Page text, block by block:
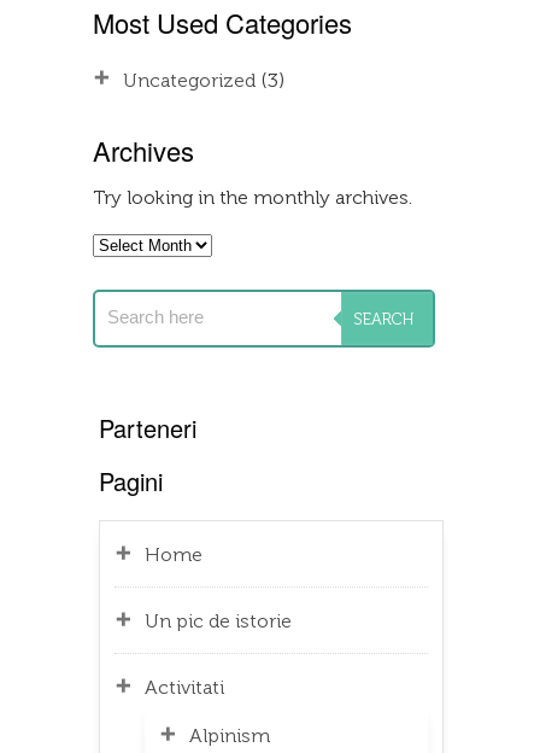
Most Used Categories
Uncategorized(3)
Archives
Try looking in the monthly archives.
Archives
Parteneri
Pagini
Home
Un pic de istorie
Activitati
Alpinism